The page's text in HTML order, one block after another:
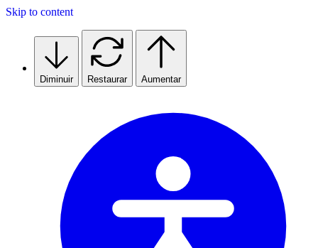
Skip to content
Diminuir Restaurar Aumentar